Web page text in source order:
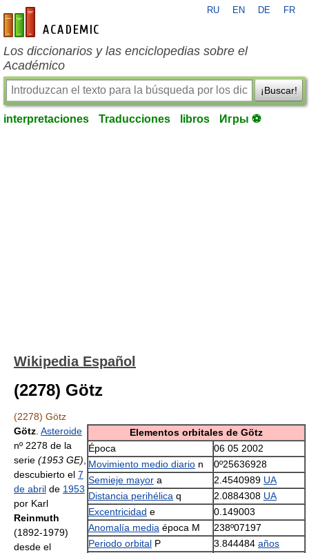
es-academic.com
RU EN DE FR
Los diccionarios y las enciclopedias sobre el
Académico
¡Buscar!
interpretaciones Traducciones libros Игры ⚽
Wikipedia Español
(2278) Götz
(2278) Götz
Elementos orbitales de Götz
Época
06 05 2002
Movimiento medio diario n
0º25636928
Semieje mayor a 2.4540989 UA
Distancia perihélica q 2.0884308 UA
Excentricidad e
0.149003
Anomalía media época M
238º07197
Periodo orbital P 3.844484 años
Götz Asteroide
nº 2278 de la
serie (1953 GE)
descubierto el 7
de abril de 1953
por Karl
Reinmuth
(1892-1979)
desde el